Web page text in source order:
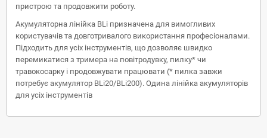
пристрою та продовжити роботу.
Акумуляторна лінійка BLi призначена для вимогливих
користувачів та довготривалого використання професіоналами.
Підходить для усіх інструментів, що дозволяє швидко
перемикатися з тримера на повітродувку, пилку* чи
травокосарку і продовжувати працювати (* пилка завжи
потребує акумулятор BLi20/BLi200). Одина лінійка акумуляторів
для усіх інструментів